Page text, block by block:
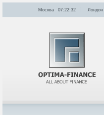
Москва 07:22:32 Лондон